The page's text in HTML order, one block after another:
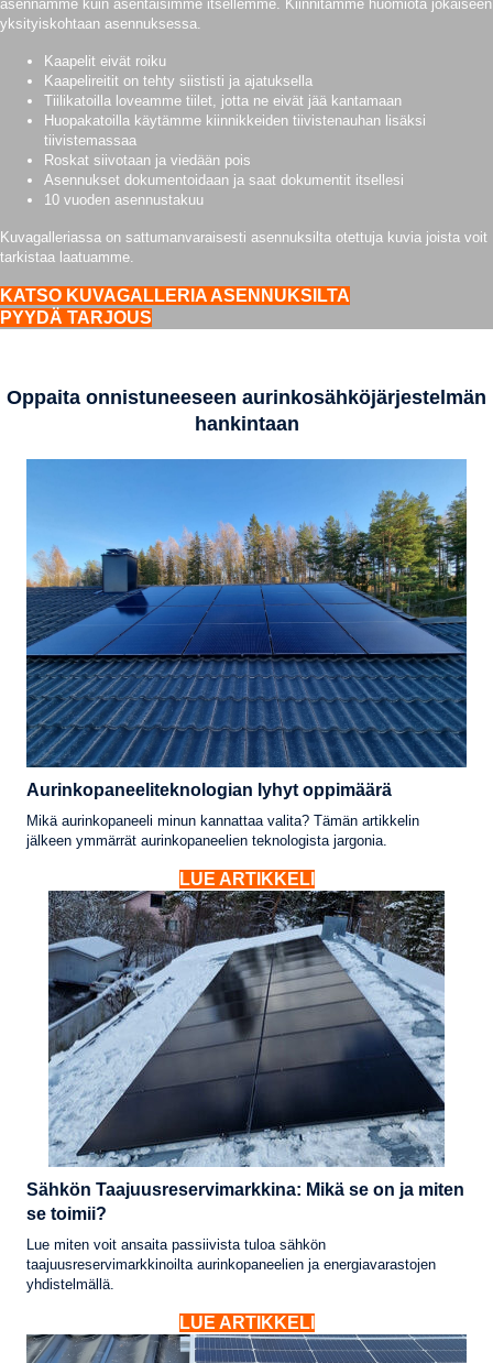
asennamme kuin asentaisimme itsellemme. Kiinnitämme huomiota jokaiseen
yksityiskohtaan asennuksessa.
Kaapelit eivät roiku
Kaapelireitit on tehty siististi ja ajatuksella
Tiilikatoilla loveamme tiilet, jotta ne eivät jää kantamaan
Huopakatoilla käytämme kiinnikkeiden tiivistenauhan lisäksi
tiivistemassaa
Roskat siivotaan ja viedään pois
Asennukset dokumentoidaan ja saat dokumentit itsellesi
10 vuoden asennustakuu
Kuvagalleriassa on sattumanvaraisesti asennuksilta otettuja kuvia joista voit
tarkistaa laatuamme.
KATSO KUVAGALLERIA ASENNUKSILTA
PYYDÄ TARJOUS
Oppaita onnistuneeseen aurinkosähköjärjestelmän
hankintaan
Aurinkopaneeliteknologian lyhyt oppimäärä
Mikä aurinkopaneeli minun kannattaa valita? Tämän artikkelin
jälkeen ymmärrät aurinkopaneelien teknologista jargonia.
LUE ARTIKKELI
Sähkön Taajuusreservimarkkina: Mikä se on ja miten
se toimii?
Lue miten voit ansaita passiivista tuloa sähkön
taajuusreservimarkkinoilta aurinkopaneelien ja energiavarastojen
yhdistelmällä.
LUE ARTIKKELI